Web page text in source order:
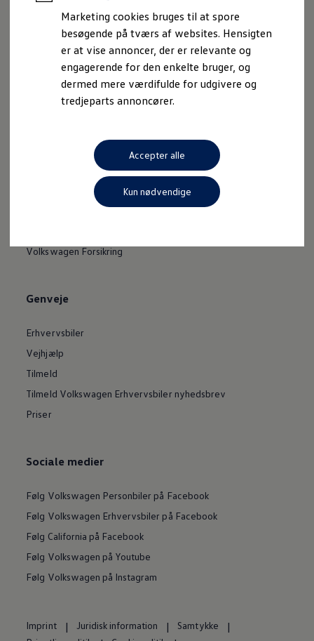
Kontakt
Find forhandler og servicepartner
Hjælp og kontakt
Job hos Volkswagen
Volkswagen Forsikring
Genveje
Erhvervsbiler
Vejhjælp
Tilmeld
Tilmeld Volkswagen Erhvervsbiler nyhedsbrev
Priser
Sociale medier
Følg Volkswagen Personbiler på Facebook
Følg Volkswagen Erhvervsbiler på Facebook
Følg California på Facebook
Følg Volkswagen på Youtube
Følg Volkswagen på Instagram
Imprint Juridisk information
Samtykke
Marketing cookies bruges til at spore
besøgende på tværs af websites. Hensigten
er at vise annoncer, der er relevante og
engagerende for den enkelte bruger, og
dermed mere værdifulde for udgivere og
tredjeparts annoncører.
Accepter alle
Kun nødvendige